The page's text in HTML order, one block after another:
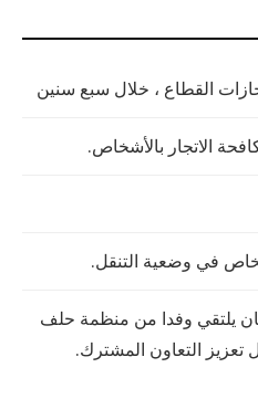
القطاع ، خلال سبع سنين
الاتجار بالأشخاص.
في وضعية التنقل.
يلتقي وفدا من منظمة حلف
تعزيز التعاون المشترك.